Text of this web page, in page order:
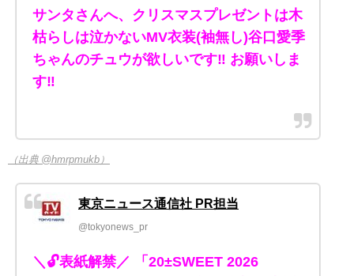
サンタさんへ、クリスマスプレゼントは木
枯らしは泣かないMV衣装(袖無し)谷口愛季
ちゃんのチュウが欲しいです‼️ お願いしま
す‼️
（出典 @hmrpmukb）
東京ニュース通信社 PR担当
@tokyonews_pr
＼🔓表紙解禁／ 「20±SWEET 2026